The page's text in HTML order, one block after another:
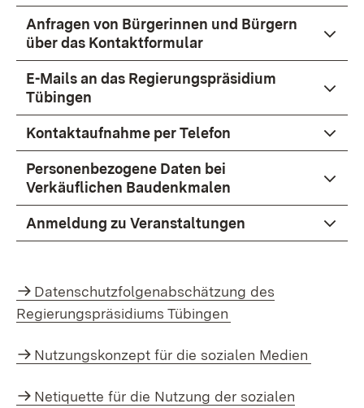
Anfragen von Bürgerinnen und Bürgern
über das Kontaktformular
E-Mails an das Regierungspräsidium
Tübingen
Kontaktaufnahme per Telefon
Personenbezogene Daten bei
Verkäuflichen Baudenkmalen
Anmeldung zu Veranstaltungen
Datenschutzfolgenabschätzung des
Regierungspräsidiums Tübingen
Nutzungskonzept für die sozialen Medien
Netiquette für die Nutzung der sozialen